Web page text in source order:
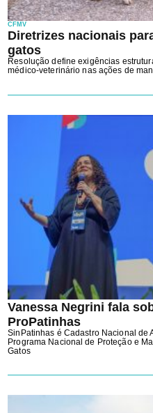
CFMV
Diretrizes nacionais
gatos
Resolução define exigências
médico-veterinário nas ações de
Vanessa Negrini fala
ProPatinhas
SinPatinhas é Cadastro Nacional de
Programa Nacional de Proteção e
Gatos